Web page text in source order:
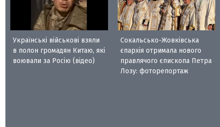
Українські військові взяли
в полон громадян Китаю, які
воювали за Росію (відео)
Сокальсько-Жовківська
єпархія отримала нового
правлячого єпископа Петра
Лозу: фоторепортаж